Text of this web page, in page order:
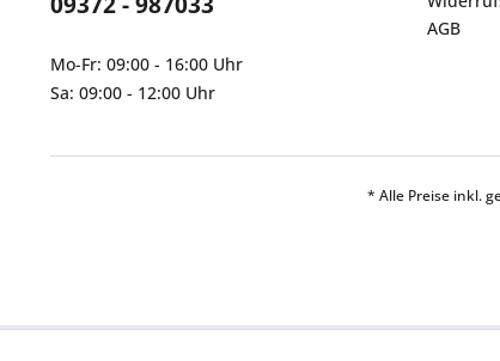
Mo-Fr: 09:00 - 16:00 Uhr
Sa: 09:00 - 12:00 Uhr
AGB
* Alle Preise inkl.